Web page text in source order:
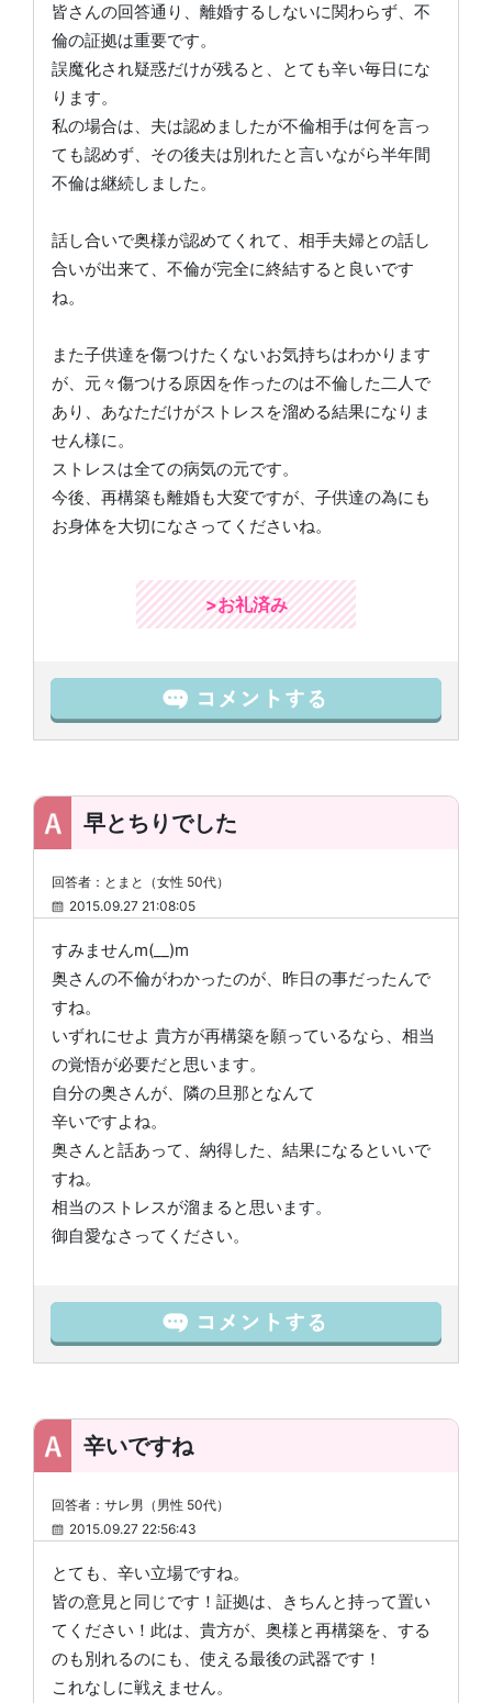
皆さんの回答通り、離婚するしないに関わらず、不
倫の証拠は重要です。
誤魔化され疑惑だけが残ると、とても辛い毎日にな
ります。
私の場合は、夫は認めましたが不倫相手は何を言っ
ても認めず、その後夫は別れたと言いながら半年間
不倫は継続しました。
話し合いで奥様が認めてくれて、相手夫婦との話し
合いが出来て、不倫が完全に終結すると良いです
ね。
また子供達を傷つけたくないお気持ちはわかります
が、元々傷つける原因を作ったのは不倫した二人で
あり、あなただけがストレスを溜める結果になりま
せん様に。
ストレスは全ての病気の元です。
今後、再構築も離婚も大変ですが、子供達の為にも
お身体を大切になさってくださいね。
>お礼済み
早とちりでした
回答者：とまと（女性 50代）
2015.09.27 21:08:05
すみませんm(__)m
奥さんの不倫がわかったのが、昨日の事だったんで
すね。
いずれにせよ 貴方が再構築を願っているなら、相当
の覚悟が必要だと思います。
自分の奥さんが、隣の旦那となんて
辛いですよね。
奥さんと話あって、納得した、結果になるといいで
すね。
相当のストレスが溜まると思います。
御自愛なさってください。
辛いですね
回答者：サレ男（男性 50代）
2015.09.27 22:56:43
とても、辛い立場ですね。
皆の意見と同じです！証拠は、きちんと持って置い
てください！此は、貴方が、奥様と再構築を、する
のも別れるのにも、使える最後の武器です！
これなしに戦えません。